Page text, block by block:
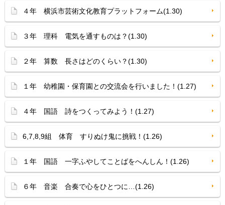
４年 横浜市芸術文化教育プラットフォーム(1.30)
３年 理科 電気を通すものは？(1.30)
２年 算数 長さはどのくらい？(1.30)
１年 幼稚園・保育園との交流会を行いました！(1.27)
４年 国語 詩をつくってみよう！(1.27)
6,7,8,9組 体育 すりぬけ鬼に挑戦！(1.26)
１年 国語 一字ふやしてことばをへんしん！(1.26)
６年 音楽 合奏で心をひとつに…(1.26)